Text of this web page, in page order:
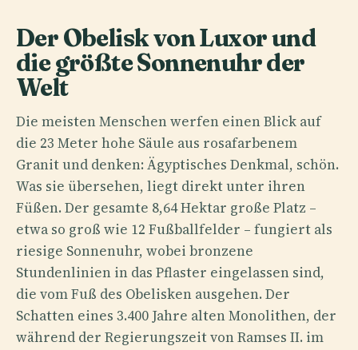
Der Obelisk von Luxor und
die größte Sonnenuhr der
Welt
Die meisten Menschen werfen einen Blick auf
die 23 Meter hohe Säule aus rosafarbenem
Granit und denken: Ägyptisches Denkmal, schön.
Was sie übersehen, liegt direkt unter ihren
Füßen. Der gesamte 8,64 Hektar große Platz –
etwa so groß wie 12 Fußballfelder – fungiert als
riesige Sonnenuhr, wobei bronzene
Stundenlinien in das Pflaster eingelassen sind,
die vom Fuß des Obelisken ausgehen. Der
Schatten eines 3.400 Jahre alten Monolithen, der
während der Regierungszeit von Ramses II. im